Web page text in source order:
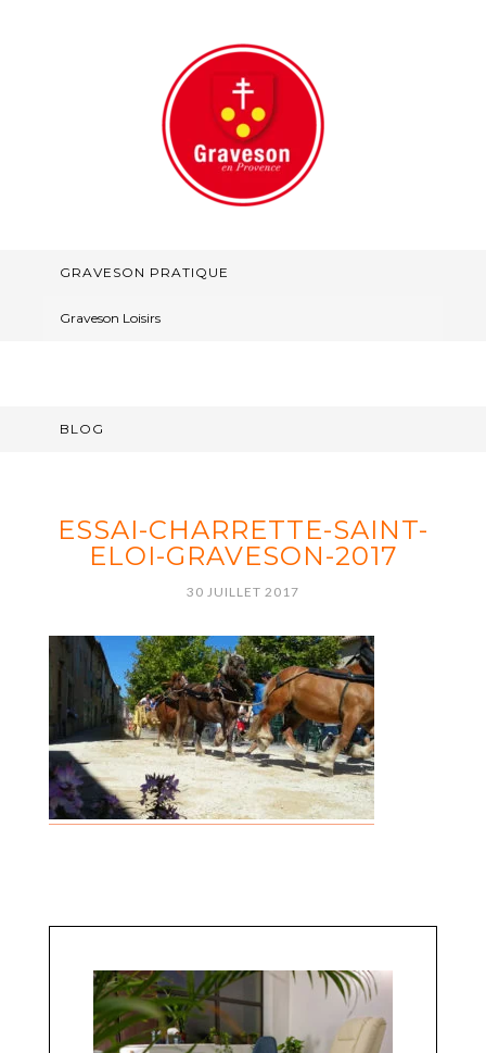
GRAVESON PRATIQUE
Graveson Loisirs
BLOG
ESSAI-CHARRETTE-SAINT-
ELOI-GRAVESON-2017
30 JUILLET 2017